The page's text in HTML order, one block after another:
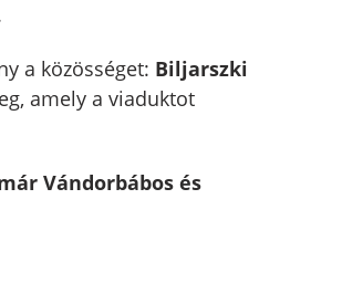
a közösséget: Biljarszki
amely a viaduktot
Vándorbábos és